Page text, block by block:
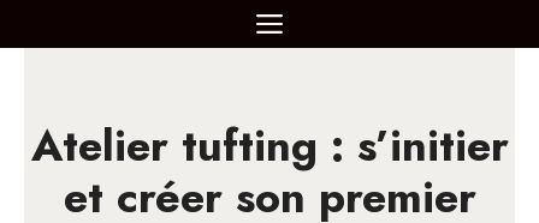
au
MENU
Atelier tufting : s’initier
et créer son premier